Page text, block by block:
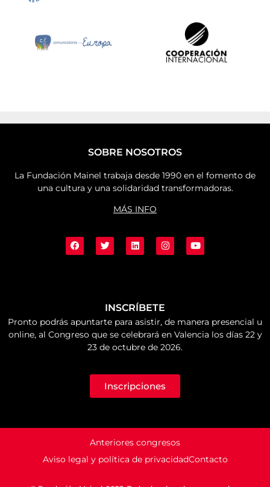
SOBRE NOSOTROS
La Fundación Mainel trabaja desde 1990 en el fomento de
una cultura y una solidaridad transformadoras.
MÁS INFO
INSCRÍBETE
Pronto podrás apuntarte para asistir, de manera presencial u
online, al Congreso que se celebrará en Valencia los días 22 y
23 de octubre de 2026.
Inscripciones
Anteriores congresos
Aviso legal y política de privacidadContacto